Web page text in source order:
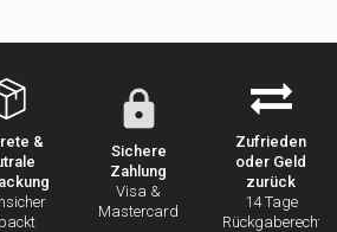
&
Sichere
Zahlung
Visa &
Mastercard
Zufrieden
oder Geld
zurück
14 Tage
Rückgaberecht